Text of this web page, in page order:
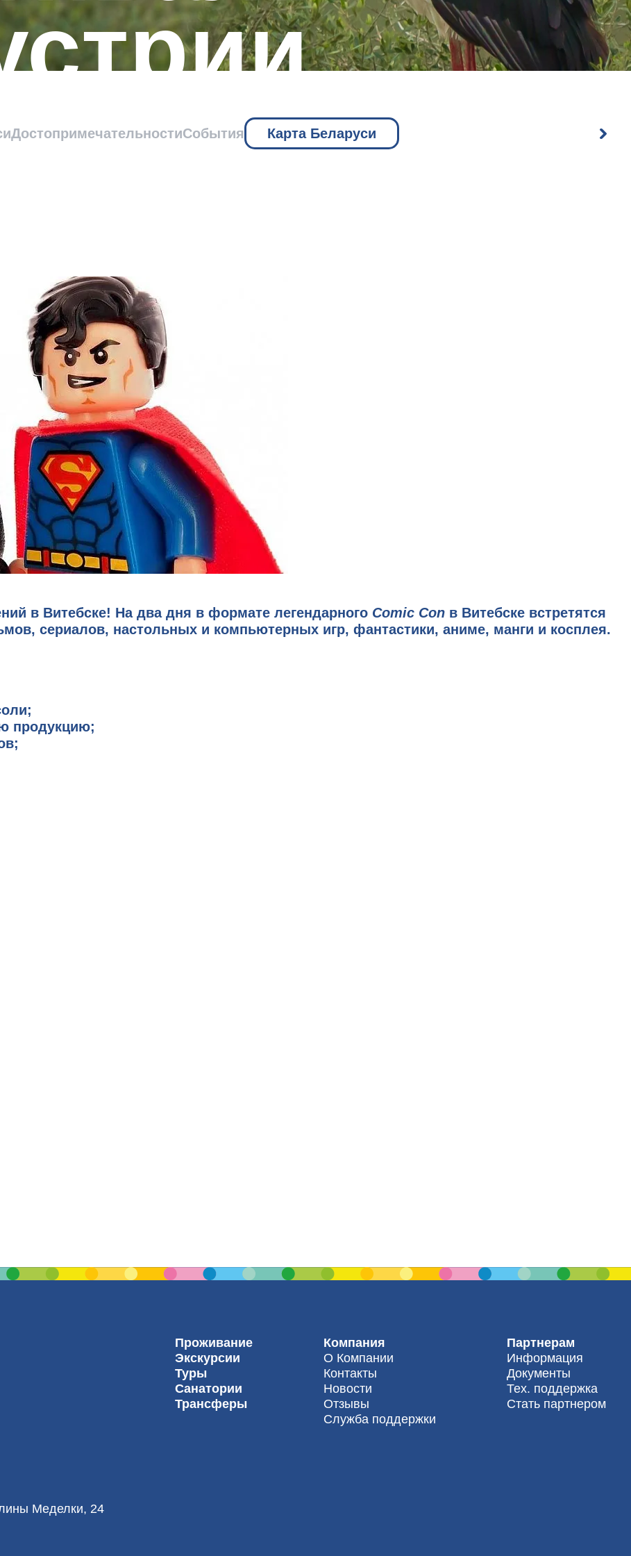
ДостопримечательностиСобытия Карта Беларуси
в Витебске! На два дня в формате легендарного Comic Con в Витебске встретятся
сериалов, настольных и компьютерных игр, фантастики, аниме, манги и косплея.
продукцию;
;
Меделки, 24
Проживание
Экскурсии
Туры
Санатории
Трансферы
Компания
О Компании
Контакты
Новости
Отзывы
Служба поддержки
Партнерам
Информация
Документы
Тех. поддержка
Стать партнером